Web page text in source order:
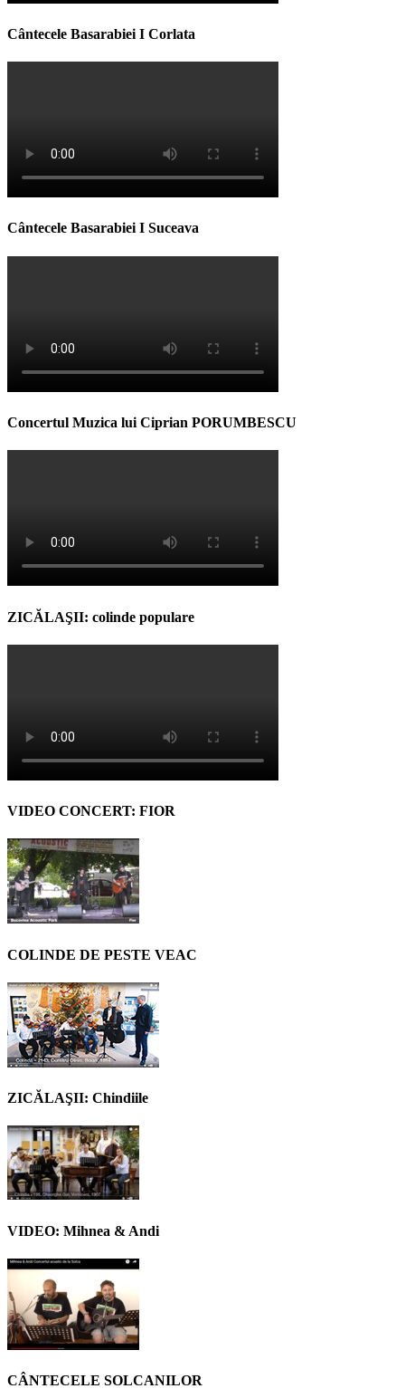
Cântecele Basarabiei I Corlata
Cântecele Basarabiei I Suceava
Concertul Muzica lui Ciprian PORUMBESCU
ZICĂLAŞII: colinde populare
VIDEO CONCERT: FIOR
COLINDE DE PESTE VEAC
ZICĂLAŞII: Chindiile
VIDEO: Mihnea & Andi
CÂNTECELE SOLCANILOR